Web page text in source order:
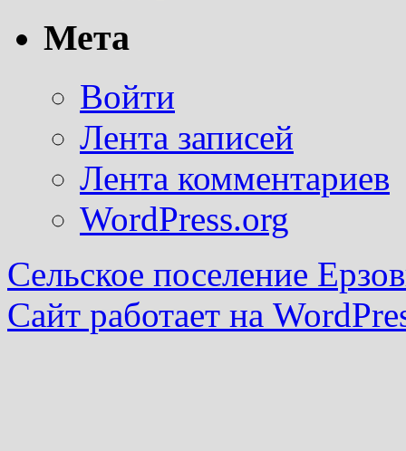
Мета
Войти
Лента записей
Лента комментариев
WordPress.org
Сельское поселение
Сайт работает на